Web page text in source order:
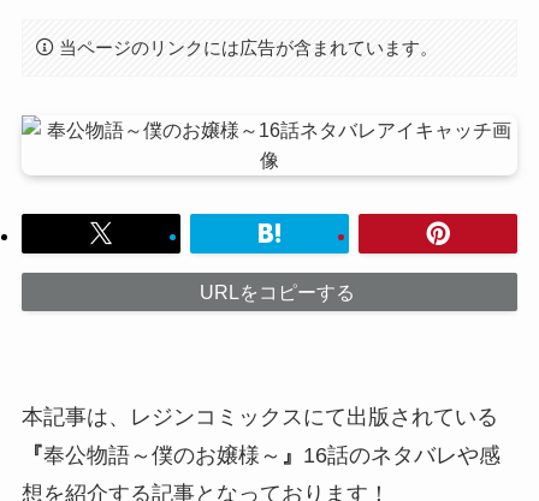
当ページのリンクには広告が含まれています。
URLをコピーする
本記事は、レジンコミックスにて出版されている
『奉公物語～僕のお嬢様～ 』 16話のネタバレや感
想を紹介する記事となっております！